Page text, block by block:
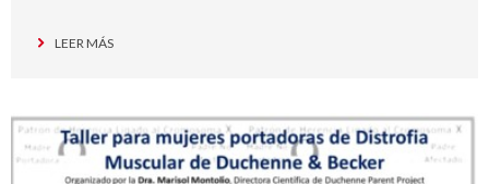
LEER MÁS